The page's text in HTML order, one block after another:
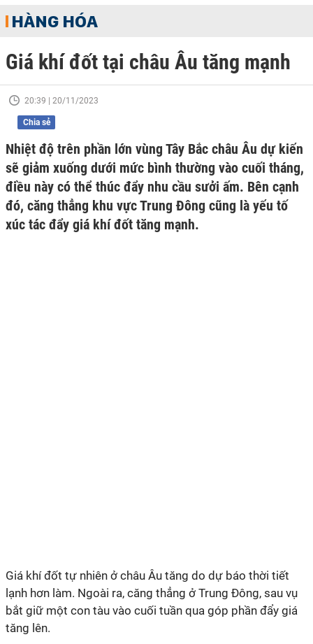
HÀNG HÓA
Giá khí đốt tại châu Âu tăng mạnh
20:39 | 20/11/2023
Chia sẻ
Nhiệt độ trên phần lớn vùng Tây Bắc châu Âu dự kiến ​​
sẽ giảm xuống dưới mức bình thường vào cuối tháng,
điều này có thể thúc đẩy nhu cầu sưởi ấm. Bên cạnh
đó, căng thẳng khu vực Trung Đông cũng là yếu tố
xúc tác đẩy giá khí đốt tăng mạnh.
Giá khí đốt tự nhiên ở châu Âu tăng do dự báo thời tiết
lạnh hơn làm. Ngoài ra, căng thẳng ở Trung Đông, sau vụ
bắt giữ một con tàu vào cuối tuần qua góp phần đẩy giá
tăng lên.